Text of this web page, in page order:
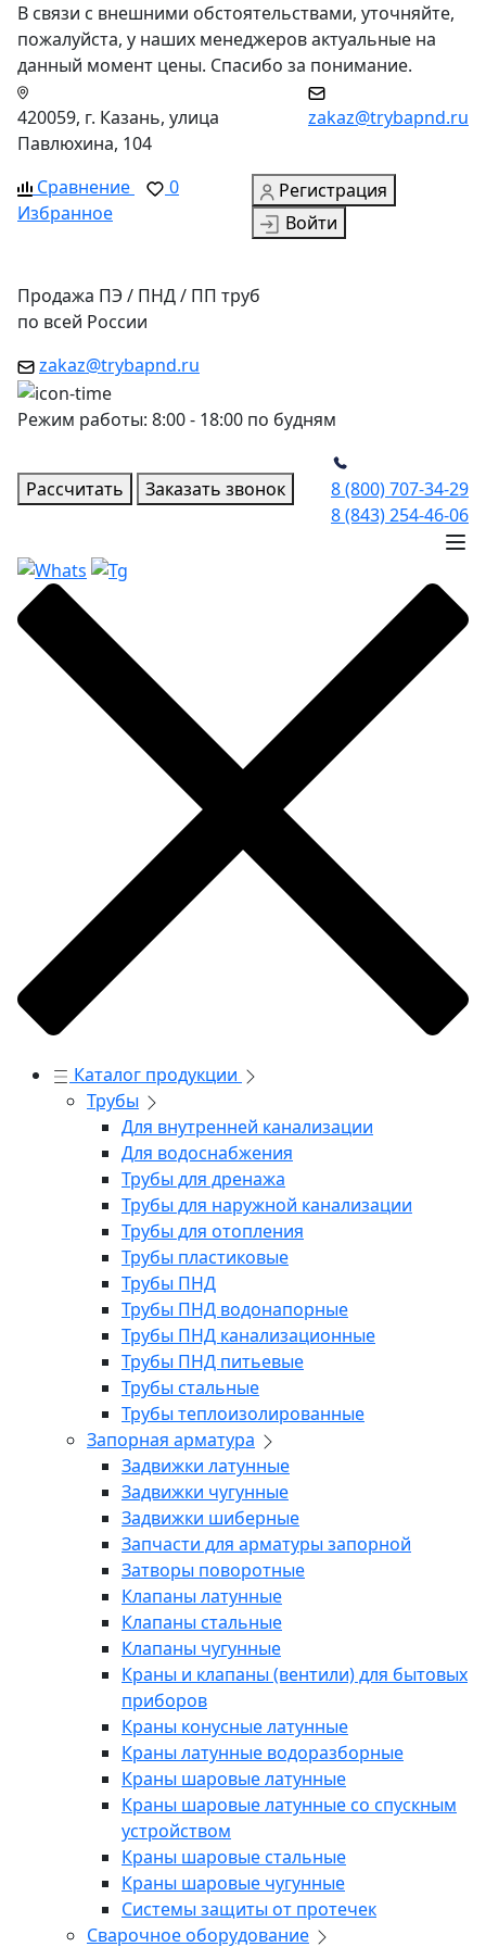
В связи с внешними обстоятельствами, уточняйте,
пожалуйста, у наших менеджеров актуальные на
данный момент цены. Спасибо за понимание.
420059, г. Казань, улица
Павлюхина, 104
zakaz@trybapnd.ru
Сравнение
0
Избранное
Регистрация
Войти
Продажа ПЭ / ПНД / ПП труб
по всей России
zakaz@trybapnd.ru
Режим работы: 8:00 - 18:00 по будням
Рассчитать Заказать звонок
8 (800) 707-34-29
8 (843) 254-46-06
Каталог продукции
Трубы
Для внутренней канализации
Для водоснабжения
Трубы для дренажа
Трубы для наружной канализации
Трубы для отопления
Трубы пластиковые
Трубы ПНД
Трубы ПНД водонапорные
Трубы ПНД канализационные
Трубы ПНД питьевые
Трубы стальные
Трубы теплоизолированные
Запорная арматура
Задвижки латунные
Задвижки чугунные
Задвижки шиберные
Запчасти для арматуры запорной
Затворы поворотные
Клапаны латунные
Клапаны стальные
Клапаны чугунные
Краны и клапаны (вентили) для бытовых
приборов
Краны конусные латунные
Краны латунные водоразборные
Краны шаровые латунные
Краны шаровые латунные со спускным
устройством
Краны шаровые стальные
Краны шаровые чугунные
Системы защиты от протечек
Сварочное оборудование